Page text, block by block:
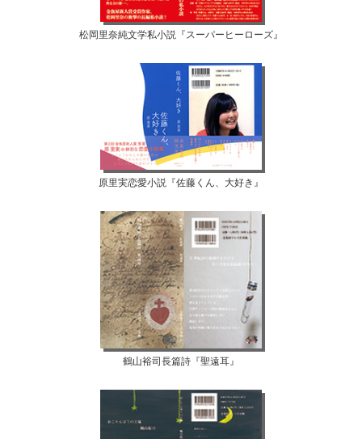
松岡里奈純文学私小説『スーパーヒーローズ』
原里実恋愛小説『佐藤くん、大好き』
鶴山裕司長篇詩『聖遠耳』